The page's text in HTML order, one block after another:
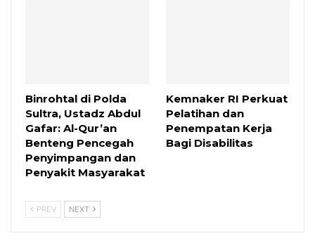
Binrohtal di Polda
Sultra, Ustadz Abdul
Gafar: Al-Qur’an
Benteng Pencegah
Penyimpangan dan
Penyakit Masyarakat
Kemnaker RI Perkuat
Pelatihan dan
Penempatan Kerja
Bagi Disabilitas
PREV NEXT